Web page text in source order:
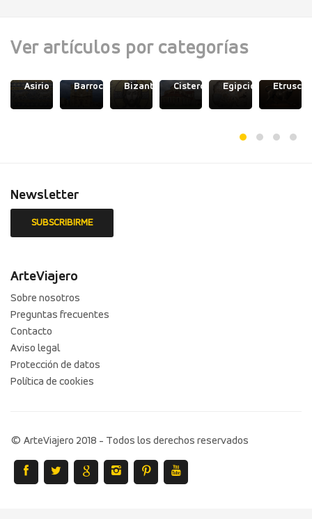
Ver artículos por categorías
Asirio Barroco Bizantino CistercienseEgipcio Etrusco
Newsletter
ArteViajero
Sobre nosotros
Preguntas frecuentes
Contacto
Aviso legal
Protección de datos
Política de cookies
© ArteViajero 2018 - Todos los derechos reservados